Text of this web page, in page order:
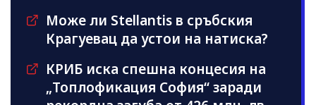
Може ли Stellantis в сръбския
Крагуевац да устои на натиска?
КРИБ иска спешна концесия на
„Топлофикация София“ заради